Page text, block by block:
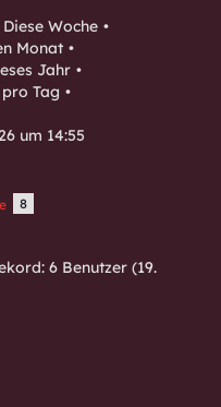
Diese Woche
Monat
Jahr
Tag
um 14:55
8
6 Benutzer (19.